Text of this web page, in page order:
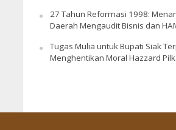
27 Tahun Reformasi 1998:
Daerah Mengaudit Bisnis dan
Tugas Mulia untuk Bupati Siak
Menghentikan Moral Hazzard